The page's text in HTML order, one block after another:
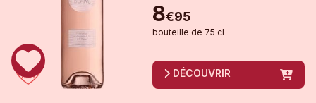
8€95
bouteille de 75 cl
DÉCOUVRIR